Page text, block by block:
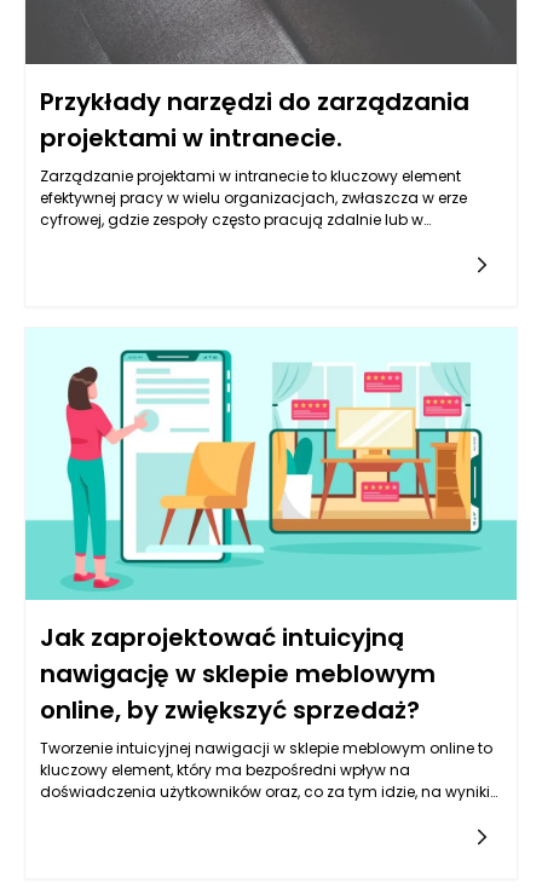
Przykłady narzędzi do zarządzania
projektami w intranecie.
Zarządzanie projektami w intranecie to kluczowy element
efektywnej pracy w wielu organizacjach, zwłaszcza w erze
cyfrowej, gdzie zespoły często pracują zdalnie lub w
narzędzi, które zyskują na popularności w kontekście
zarządzania projektami w intranecie to m.in. Microsoft Teams,
Asana, Trello oraz Jira.
Jak zaprojektować intuicyjną
nawigację w sklepie meblowym
online, by zwiększyć sprzedaż?
Tworzenie intuicyjnej nawigacji w sklepie meblowym online to
kluczowy element, który ma bezpośredni wpływ na
doświadczenia użytkowników oraz, co za tym idzie, na wyniki